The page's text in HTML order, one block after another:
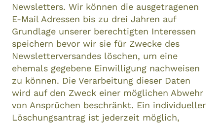
Newsletters. Wir können die ausgetragenen
E-Mail Adressen bis zu drei Jahren auf
Grundlage unserer berechtigten Interessen
speichern bevor wir sie für Zwecke des
Newsletterversandes löschen, um eine
ehemals gegebene Einwilligung nachweisen
zu können. Die Verarbeitung dieser Daten
wird auf den Zweck einer möglichen Abwehr
von Ansprüchen beschränkt. Ein individueller
Löschungsantrag ist jederzeit möglich,